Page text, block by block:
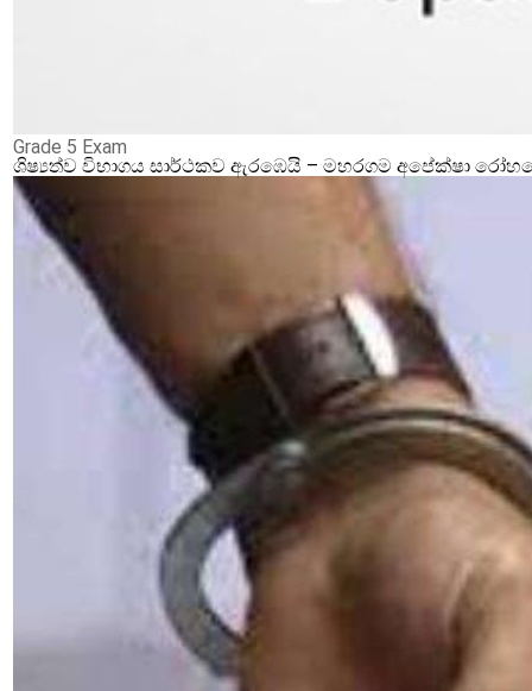
Grade 5 Exam
ශිෂ්‍යත්ව විභාගය සාර්ථකව ඇරඹෙයි – මහරගම අපේක්ෂා